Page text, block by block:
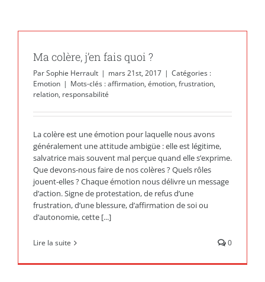
Ma colère, j’en fais quoi ?
ParSophie Herrault | mars 21st, 2017 | Catégories :
Emotion | Mots-clés :affirmation, émotion, frustration,
relation, responsabilité
La colère est une émotion pour laquelle nous avons
généralement une attitude ambigüe : elle est légitime,
salvatrice mais souvent mal perçue quand elle s’exprime.
Que devons-nous faire de nos colères ? Quels rôles
jouent-elles ? Chaque émotion nous délivre un message
d’action. Signe de protestation, de refus d’une
frustration, d’une blessure, d’affirmation de soi ou
d’autonomie, cette [...]
Lire la suite 0